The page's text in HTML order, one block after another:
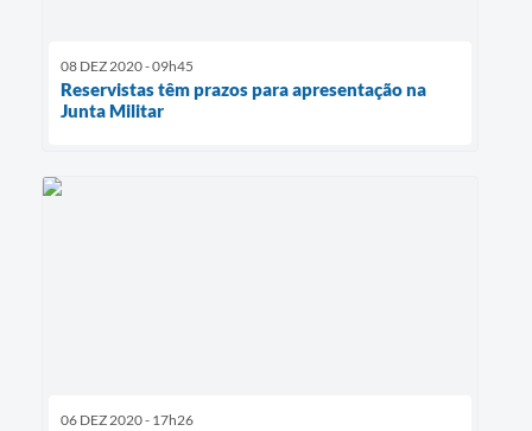
08 DEZ 2020 - 09h45
Reservistas têm prazos para apresentação na
Junta Militar
06 DEZ 2020 - 17h26